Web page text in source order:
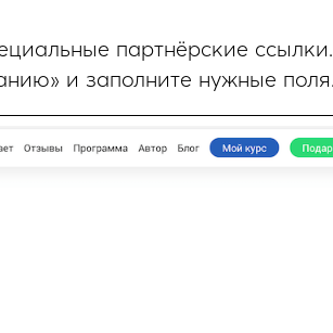
партнёрские
и заполните нужные поля.